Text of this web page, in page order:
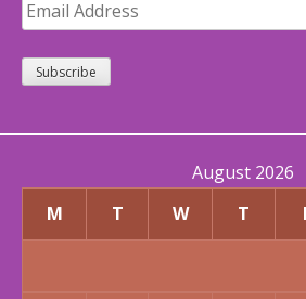
Email
Address
Subscribe
August 2026
M
T W T